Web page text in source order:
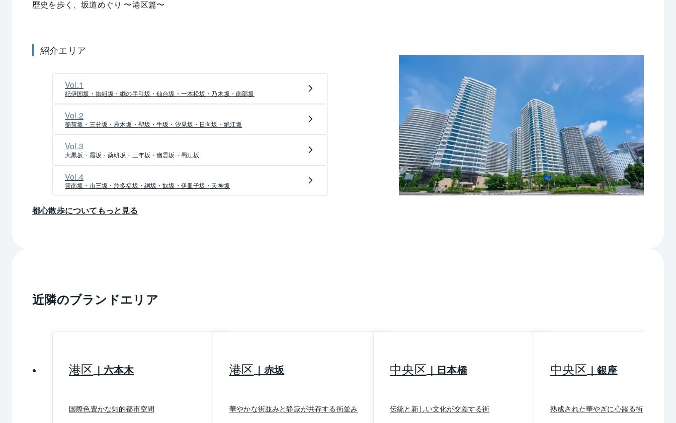
町的な賑わいをみせています。
さらに南下した三田エリアには、都営三田線・浅草線の三田駅やＪＲ山手線田町
駅があり大手企業も多く位置するビジネス街になっています。現在は、三田三・
周辺に比較的静かな住宅地も多く残っています。なかでも三田二丁目の高台は高
級住宅地として知られ、そこから高輪、白金などの高級住宅街につながっていき
江戸時代には大名屋敷が多く、旧蜂須賀侯爵邸跡地はオーストラリア大使館、旧
島原藩中屋敷跡は慶応義塾大学などになっています。
また、旧三井邸の綱町三井倶楽部などの歴史的な建造物も残されています。なか
でも、慶応義塾大学は横浜の日吉などキャンパスが各地に広がった現在もこの地
に本部や主要学部のキャンパスを持ち、多く学生や教職員が通い、エリアに活気
をもたらしています。同窓会組織は「三田会」と呼ばれ、同大学文学部を中心に
刊行されてきた文芸雑誌「三田文学」は多くの作家を世に送りだしたことで知ら
れています。
歴史を歩く、坂道めぐり 〜港区篇〜
紹介エリア
Vol.1
紀伊国坂・御組坂・綱の手引坂・仙台坂・一本松坂・乃木坂・南部坂
Vol.2
稲荷坂・三分坂・雁木坂・聖坂・牛坂・汐見坂・日向坂・絶江坂
Vol.3
大黒坂・霞坂・薬研坂・三年坂・幽霊坂・蜀江坂
Vol.4
霊南坂・市三坂・於多福坂・綱坂・奴坂・伊皿子坂・天神坂
都心散歩についてもっと見る
近隣のブランドエリア
港区 六本木
国際色豊かな知的都市空間
港区 赤坂
華やかな街並みと静寂が共存する街並み
中央区 日本橋
伝統と新しい文化が交差する街
中央区 銀座
熟成された華やぎに心躍る街